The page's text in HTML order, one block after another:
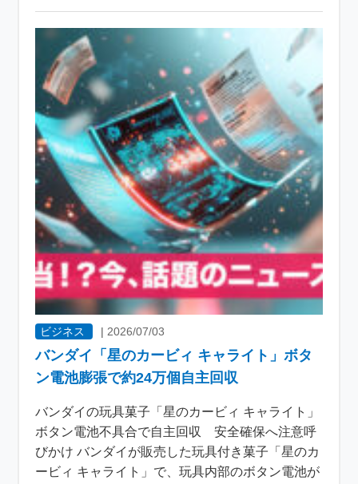
ビジネス |2026/07/03
バンダイ「星のカービィ キャライト」ボタ
ン電池膨張で約24万個自主回収
バンダイの玩具菓子「星のカービィ キャライト」
ボタン電池不具合で自主回収 安全確保へ注意呼
びかけ バンダイが販売した玩具付き菓子「星のカ
ービィ キャライト」で、玩具内部のボタン電池が